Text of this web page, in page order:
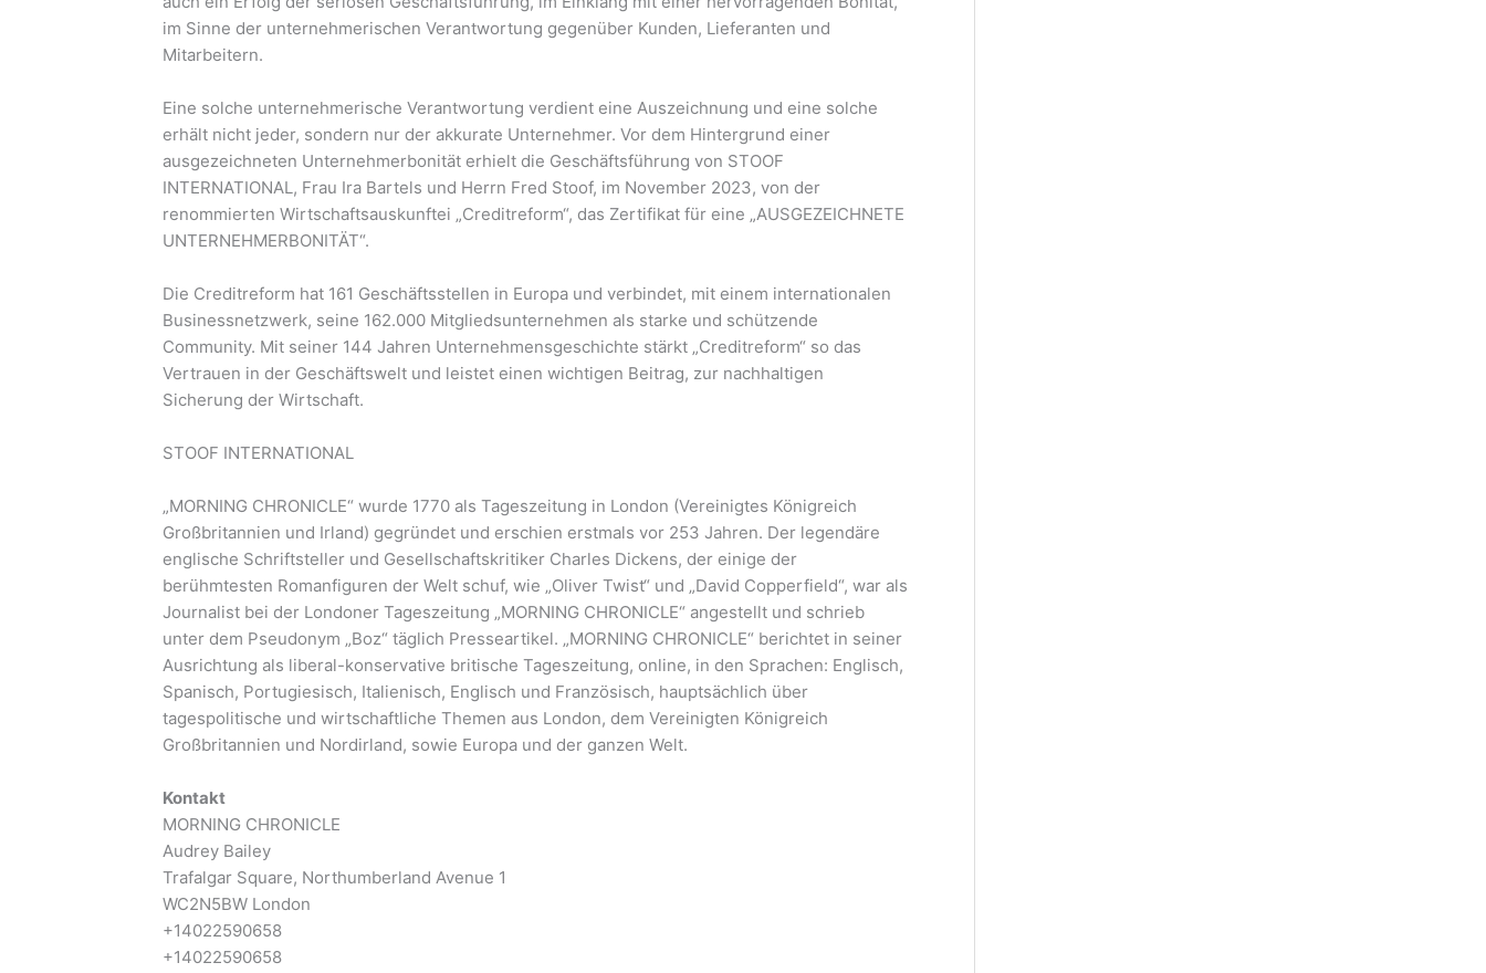
im Sinne der unternehmerischen Verantwortung gegenüber Kunden, Lieferanten und
Mitarbeitern.
Eine solche unternehmerische Verantwortung verdient eine Auszeichnung und eine solche
erhält nicht jeder, sondern nur der akkurate Unternehmer. Vor dem Hintergrund einer
ausgezeichneten Unternehmerbonität erhielt die Geschäftsführung von STOOF
INTERNATIONAL, Frau Ira Bartels und Herrn Fred Stoof, im November 2023, von der
renommierten Wirtschaftsauskunftei „Creditreform“, das Zertifikat für eine „AUSGEZEICHNETE
UNTERNEHMERBONITÄT“.
Die Creditreform hat 161 Geschäftsstellen in Europa und verbindet, mit einem internationalen
Businessnetzwerk, seine 162.000 Mitgliedsunternehmen als starke und schützende
Community. Mit seiner 144 Jahren Unternehmensgeschichte stärkt „Creditreform“ so das
Vertrauen in der Geschäftswelt und leistet einen wichtigen Beitrag, zur nachhaltigen
Sicherung der Wirtschaft.
STOOF INTERNATIONAL
„MORNING CHRONICLE“ wurde 1770 als Tageszeitung in London (Vereinigtes Königreich
Großbritannien und Irland) gegründet und erschien erstmals vor 253 Jahren. Der legendäre
englische Schriftsteller und Gesellschaftskritiker Charles Dickens, der einige der
berühmtesten Romanfiguren der Welt schuf, wie „Oliver Twist“ und „David Copperfield“, war als
Journalist bei der Londoner Tageszeitung „MORNING CHRONICLE“ angestellt und schrieb
unter dem Pseudonym „Boz“ täglich Presseartikel. „MORNING CHRONICLE“ berichtet in seiner
Ausrichtung als liberal-konservative britische Tageszeitung, online, in den Sprachen: Englisch,
Spanisch, Portugiesisch, Italienisch, Englisch und Französisch, hauptsächlich über
tagespolitische und wirtschaftliche Themen aus London, dem Vereinigten Königreich
Großbritannien und Nordirland, sowie Europa und der ganzen Welt.
Kontakt
MORNING CHRONICLE
Audrey Bailey
Trafalgar Square, Northumberland Avenue 1
WC2N5BW London
+14022590658
+14022590658